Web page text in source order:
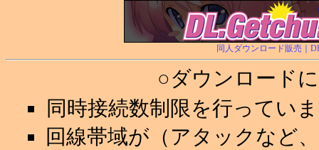
同人ダウンロード販売｜
○ダウンロード
同時接続数制限を行ってい
回線帯域が（アタックなど